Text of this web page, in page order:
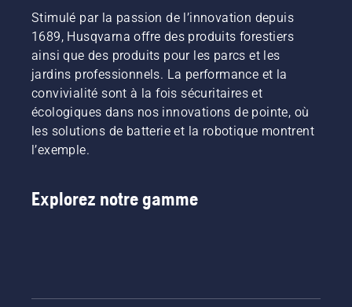
Stimulé par la passion de l’innovation depuis
1689, Husqvarna offre des produits forestiers
ainsi que des produits pour les parcs et les
jardins professionnels. La performance et la
convivialité sont à la fois sécuritaires et
écologiques dans nos innovations de pointe, où
les solutions de batterie et la robotique montrent
l’exemple.
Explorez notre gamme